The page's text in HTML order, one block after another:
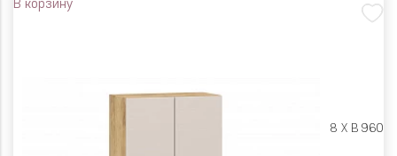
В корзину
Ш 800 X Г 318 X В 960